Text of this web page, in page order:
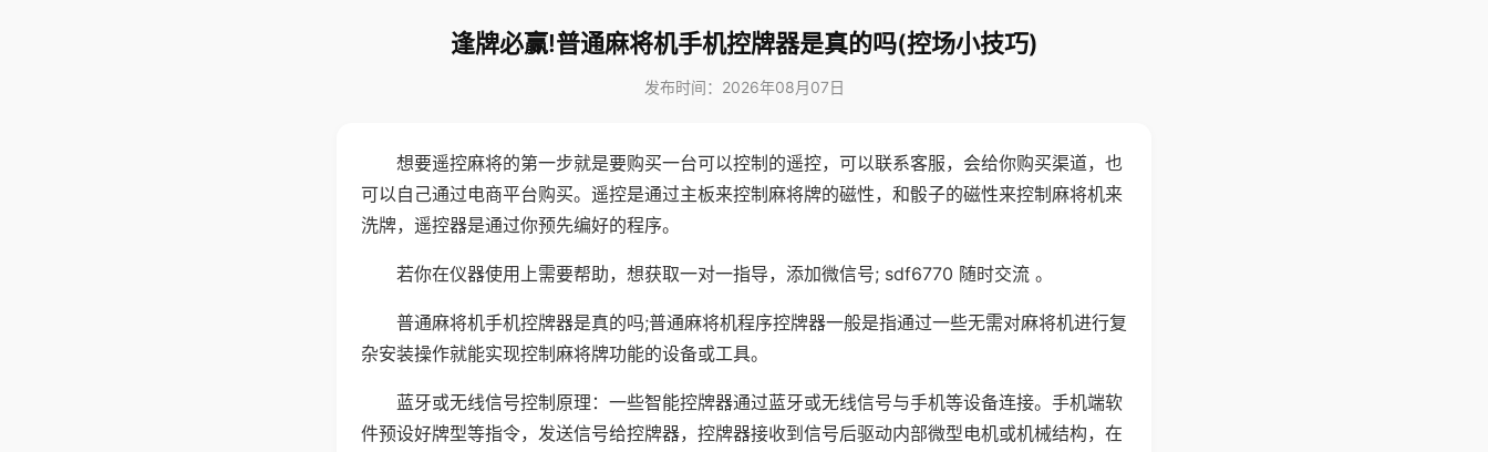
逢牌必赢!普通麻将机手机控牌器是真的吗(控场小技巧)
发布时间：2026年08月07日
想要遥控麻将的第一步就是要购买一台可以控制的遥控，可以联系客服，会给你购买渠道，也
可以自己通过电商平台购买。遥控是通过主板来控制麻将牌的磁性，和骰子的磁性来控制麻将机来
洗牌，遥控器是通过你预先编好的程序。
若你在仪器使用上需要帮助，想获取一对一指导，添加微信号; sdf6770 随时交流 。
普通麻将机手机控牌器是真的吗;普通麻将机程序控牌器一般是指通过一些无需对麻将机进行复
杂安装操作就能实现控制麻将牌功能的设备或工具。
蓝牙或无线信号控制原理：一些智能控牌器通过蓝牙或无线信号与手机等设备连接。手机端软
件预设好牌型等指令，发送信号给控牌器，控牌器接收到信号后驱动内部微型电机或机械结构，在